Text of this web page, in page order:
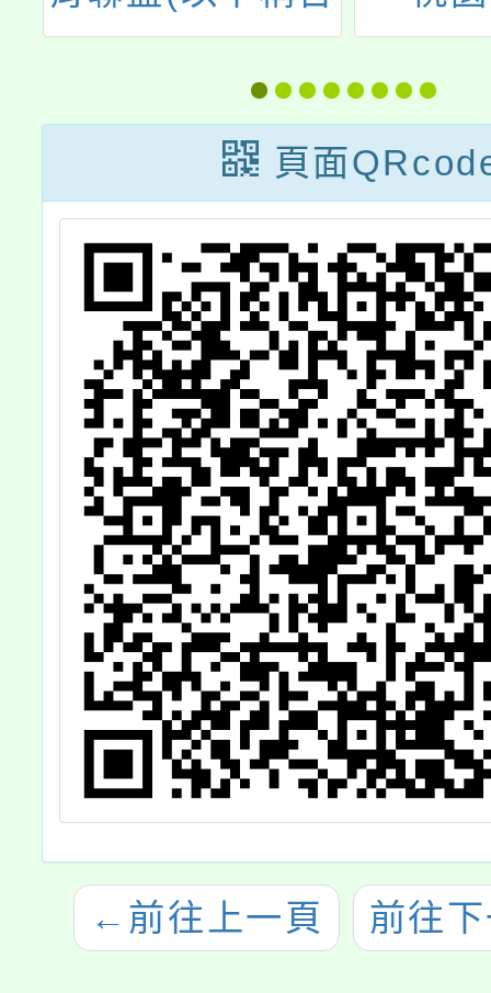
家盟)於113年12
月7日(週六)上午
9點在本市瑞原
國中辦理「技專
院校面向家長說
明宣導計畫」
度加
員及
能研
勵所
長及
報
頁面
← 前往上一頁 前往